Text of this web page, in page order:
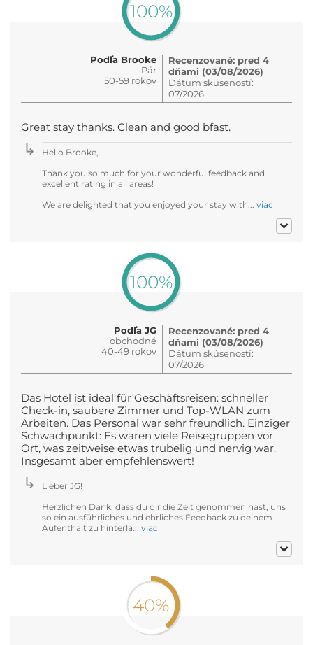
100%
Podľa Brooke
Pár
50-59 rokov
Recenzované: pred 4
dňami (03/08/2026)
Dátum skúseností:
07/2026
Great stay thanks. Clean and good bfast.
Hello Brooke,
Thank you so much for your wonderful feedback and
excellent rating in all areas!
We are delighted that you enjoyed your stay with... viac
100%
Podľa JG
obchodné
40-49 rokov
Recenzované: pred 4
dňami (03/08/2026)
Dátum skúseností:
07/2026
Das Hotel ist ideal für Geschäftsreisen: schneller
Check-in, saubere Zimmer und Top-WLAN zum
Arbeiten. Das Personal war sehr freundlich. Einziger
Schwachpunkt: Es waren viele Reisegruppen vor
Ort, was zeitweise etwas trubelig und nervig war.
Insgesamt aber empfehlenswert!
Lieber JG!
Herzlichen Dank, dass du dir die Zeit genommen hast, uns
so ein ausführliches und ehrliches Feedback zu deinem
Aufenthalt zu hinterla... viac
40%